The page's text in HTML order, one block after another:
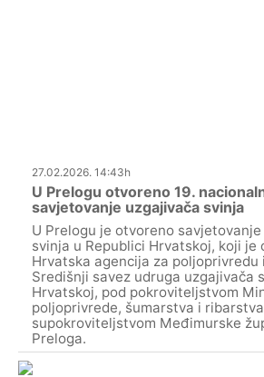
27.02.2026. 14:43h
U Prelogu otvoreno 19.
savjetovanje uzgajivača svinja
U Prelogu je otvoreno
svinja u Republici Hrvatskoj, koji je
Hrvatska agencija za poljoprivredu
Središnji savez udruga uzgajivača
Hrvatskoj, pod pokroviteljstvom
poljoprivrede, šumarstva i
supokroviteljstvom Međimurske
Preloga.